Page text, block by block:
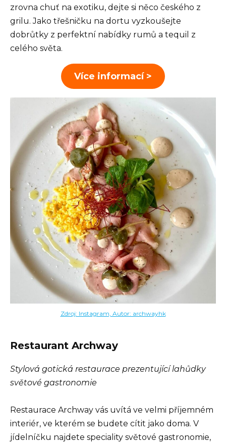
zrovna chuť na exotiku, dejte si něco českého z
grilu. Jako třešničku na dortu vyzkoušejte
dobrůtky z perfektní nabídky rumů a tequil z
celého světa.
Více informací >
Zdroj: Instagram, Autor: archwayhk
Restaurant Archway
Stylová gotická restaurace prezentující lahůdky
světové gastronomie
Restaurace Archway vás uvítá ve velmi příjemném
interiér, ve kterém se budete cítit jako doma. V
jídelníčku najdete speciality světové gastronomie,